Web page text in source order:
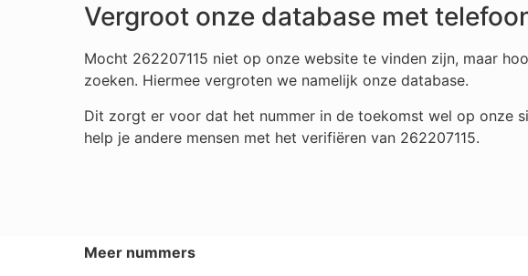
Vergroot onze database met
Mocht 262207115 niet op onze website te vinden zijn, maar
zoeken. Hiermee vergroten we namelijk onze database.
Dit zorgt er voor dat het nummer in de toekomst wel op onze
help je andere mensen met het verifiëren van 262207115.
Meer nummers